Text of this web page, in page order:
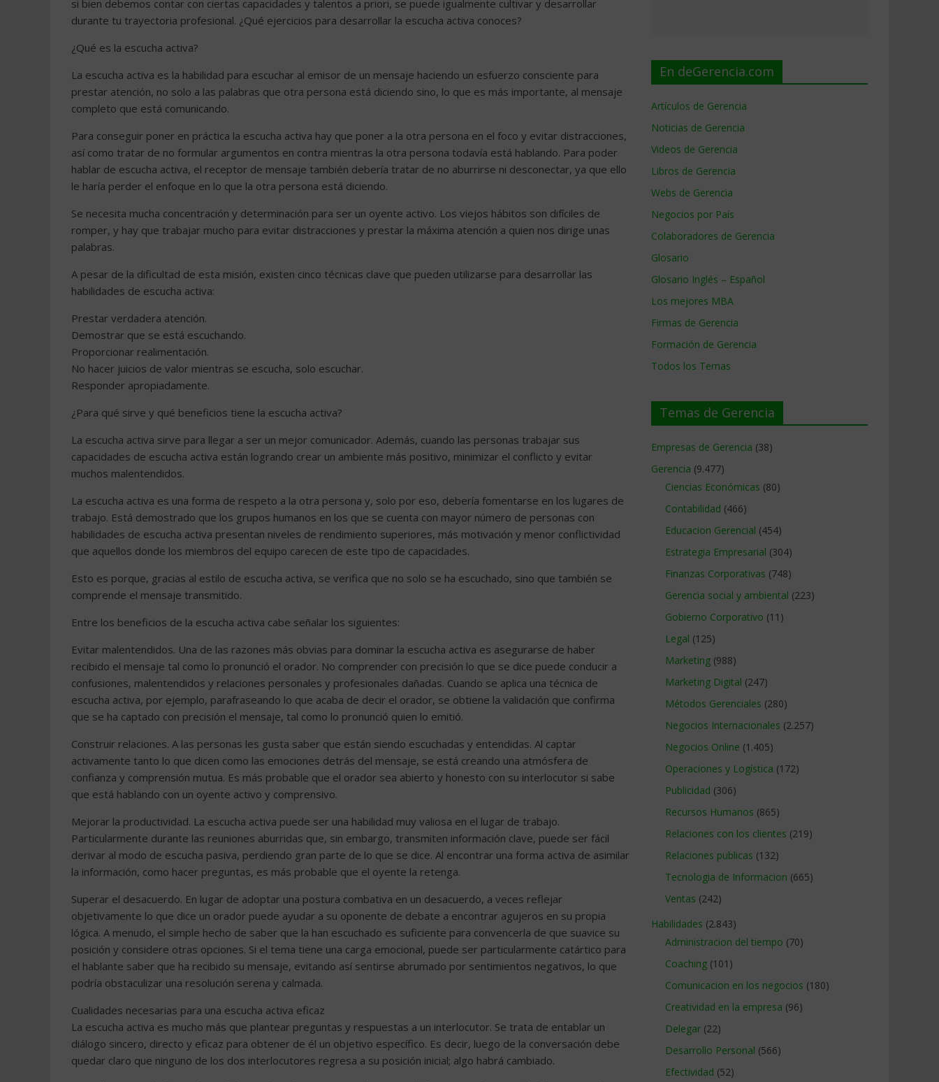
si bien debemos contar con ciertas capacidades y talentos a priori, se puede igualmente cultivar y desarrollar
durante tu trayectoria profesional. ¿Qué ejercicios para desarrollar la escucha activa conoces?
¿Qué es la escucha activa?
La escucha activa es la habilidad para escuchar al emisor de un mensaje haciendo un esfuerzo consciente para
prestar atención, no solo a las palabras que otra persona está diciendo sino, lo que es más importante, al mensaje
completo que está comunicando.
Para conseguir poner en práctica la escucha activa hay que poner a la otra persona en el foco y evitar distracciones,
así como tratar de no formular argumentos en contra mientras la otra persona todavía está hablando. Para poder
hablar de escucha activa, el receptor de mensaje también debería tratar de no aburrirse ni desconectar, ya que ello
le haría perder el enfoque en lo que la otra persona está diciendo.
Se necesita mucha concentración y determinación para ser un oyente activo. Los viejos hábitos son difíciles de
romper, y hay que trabajar mucho para evitar distracciones y prestar la máxima atención a quien nos dirige unas
palabras.
A pesar de la dificultad de esta misión, existen cinco técnicas clave que pueden utilizarse para desarrollar las
habilidades de escucha activa:
Prestar verdadera atención.
Demostrar que se está escuchando.
Proporcionar realimentación.
No hacer juicios de valor mientras se escucha, solo escuchar.
Responder apropiadamente.
¿Para qué sirve y qué beneficios tiene la escucha activa?
La escucha activa sirve para llegar a ser un mejor comunicador. Además, cuando las personas trabajar sus
capacidades de escucha activa están logrando crear un ambiente más positivo, minimizar el conflicto y evitar
muchos malentendidos.
La escucha activa es una forma de respeto a la otra persona y, solo por eso, debería fomentarse en los lugares de
trabajo. Está demostrado que los grupos humanos en los que se cuenta con mayor número de personas con
habilidades de escucha activa presentan niveles de rendimiento superiores, más motivación y menor conflictividad
que aquellos donde los miembros del equipo carecen de este tipo de capacidades.
Esto es porque, gracias al estilo de escucha activa, se verifica que no solo se ha escuchado, sino que también se
comprende el mensaje transmitido.
Entre los beneficios de la escucha activa cabe señalar los siguientes:
Evitar malentendidos. Una de las razones más obvias para dominar la escucha activa es asegurarse de haber
recibido el mensaje tal como lo pronunció el orador. No comprender con precisión lo que se dice puede conducir a
confusiones, malentendidos y relaciones personales y profesionales dañadas. Cuando se aplica una técnica de
escucha activa, por ejemplo, parafraseando lo que acaba de decir el orador, se obtiene la validación que confirma
que se ha captado con precisión el mensaje, tal como lo pronunció quien lo emitió.
Construir relaciones. A las personas les gusta saber que están siendo escuchadas y entendidas. Al captar
activamente tanto lo que dicen como las emociones detrás del mensaje, se está creando una atmósfera de
confianza y comprensión mutua. Es más probable que el orador sea abierto y honesto con su interlocutor si sabe
que está hablando con un oyente activo y comprensivo.
Mejorar la productividad. La escucha activa puede ser una habilidad muy valiosa en el lugar de trabajo.
Particularmente durante las reuniones aburridas que, sin embargo, transmiten información clave, puede ser fácil
derivar al modo de escucha pasiva, perdiendo gran parte de lo que se dice. Al encontrar una forma activa de asimilar
la información, como hacer preguntas, es más probable que el oyente la retenga.
Superar el desacuerdo. En lugar de adoptar una postura combativa en un desacuerdo, a veces reflejar
objetivamente lo que dice un orador puede ayudar a su oponente de debate a encontrar agujeros en su propia
lógica. A menudo, el simple hecho de saber que la han escuchado es suficiente para convencerla de que suavice su
posición y considere otras opciones. Si el tema tiene una carga emocional, puede ser particularmente catártico para
el hablante saber que ha recibido su mensaje, evitando así sentirse abrumado por sentimientos negativos, lo que
podría obstaculizar una resolución serena y calmada.
Cualidades necesarias para una escucha activa eficaz
La escucha activa es mucho más que plantear preguntas y respuestas a un interlocutor. Se trata de entablar un
diálogo sincero, directo y eficaz para obtener de él un objetivo específico. Es decir, luego de la conversación debe
quedar claro que ninguno de los dos interlocutores regresa a su posición inicial; algo habrá cambiado.
En deGerencia.com
Artículos de Gerencia
Noticias de Gerencia
Videos de Gerencia
Libros de Gerencia
Webs de Gerencia
Negocios por País
Colaboradores de Gerencia
Glosario
Glosario Inglés – Español
Los mejores MBA
Firmas de Gerencia
Formación de Gerencia
Todos los Temas
Temas de Gerencia
Empresas de Gerencia (38)
Gerencia (9.477)
Ciencias Económicas (80)
Contabilidad (466)
Educacion Gerencial (454)
Estrategia Empresarial (304)
Finanzas Corporativas (748)
Gerencia social y ambiental (223)
Gobierno Corporativo (11)
Legal (125)
Marketing (988)
Marketing Digital (247)
Métodos Gerenciales (280)
Negocios Internacionales (2.257)
Negocios Online (1.405)
Operaciones y Logística (172)
Publicidad (306)
Recursos Humanos (865)
Relaciones con los clientes (219)
Relaciones publicas (132)
Tecnologia de Informacion (665)
Ventas (242)
Habilidades (2.843)
Administracion del tiempo (70)
Coaching (101)
Comunicacion en los negocios (180)
Creatividad en la empresa (96)
Delegar (22)
Desarrollo Personal (566)
Efectividad (52)